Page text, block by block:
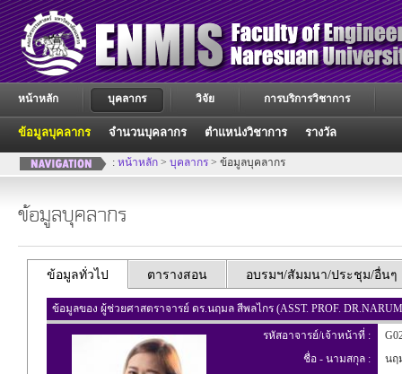
หน้าหลัก บุคลากร
ข้อมูลบุคลากร จำนวนบุคลากร ตำแหน่งวิชาการ รางวัล
วิจัย การบริการวิชาการ
: หน้าหลัก > บุคลากร > ข้อมูลบุคลากร
ข้อมูลบุคลากร
ข้อมูลทั่วไป ตารางสอน อบรมฯ/สัมมนา/ประชุม/อื่นๆ
ข้อมูลของ ผู้ช่วยศาสตราจารย์ ดร.นฤมล สีพลไกร (ASST. PROF.
รหัสอาจารย์/เจ้าหน้าที่ :
ชื่อ - นามสกุล :
นฤ